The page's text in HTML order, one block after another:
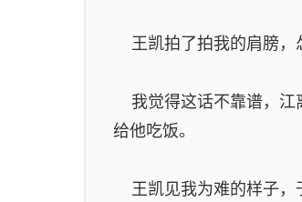
王凯拍了拍我的肩膀，
我觉得这话不靠谱，江
给他吃饭。
王凯见我为难的样子，